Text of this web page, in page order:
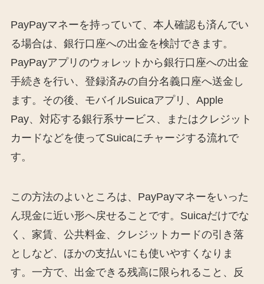
PayPayマネーを持っていて、本人確認も済んでい
る場合は、銀行口座への出金を検討できます。
PayPayアプリのウォレットから銀行口座への出金
手続きを行い、登録済みの自分名義口座へ送金し
ます。その後、モバイルSuicaアプリ、Apple
Pay、対応する銀行系サービス、またはクレジット
カードなどを使ってSuicaにチャージする流れで
す。
この方法のよいところは、PayPayマネーをいった
ん現金に近い形へ戻せることです。Suicaだけでな
く、家賃、公共料金、クレジットカードの引き落
としなど、ほかの支払いにも使いやすくなりま
す。一方で、出金できる残高に限られること、反